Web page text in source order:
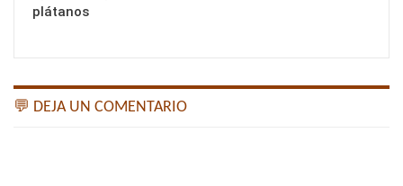
plátanos
💬 DEJA UN COMENTARIO